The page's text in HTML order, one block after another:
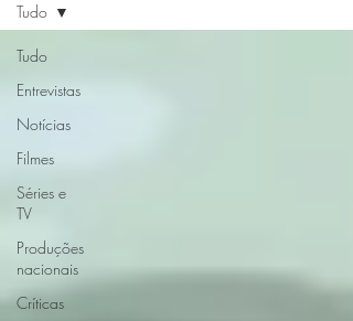
Tudo
Entrevistas
Notícias
Filmes
Séries e
TV
Produções
nacionais
Críticas
Tudo